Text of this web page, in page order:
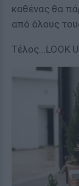
καθένας θα
από όλους
Τέλος...LOOK